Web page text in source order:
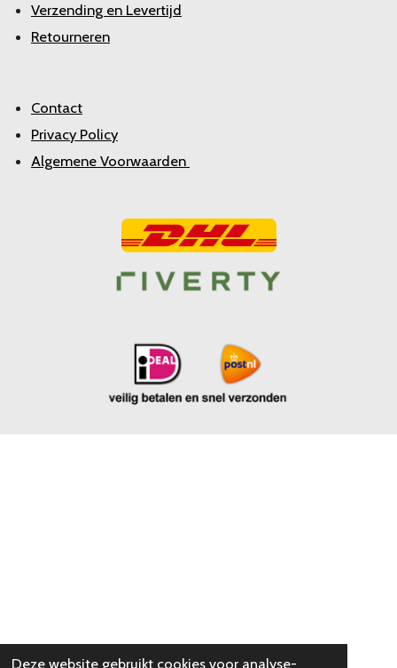
Deze website gebruikt cookies voor analyse-
Verzending en Levertijd
Retourneren
Contact
Privacy Policy
Algemene Voorwaarden